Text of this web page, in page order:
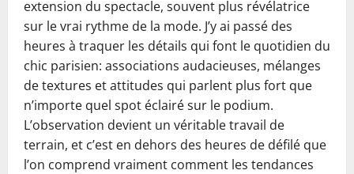
extension du spectacle, souvent plus révélatrice
sur le vrai rythme de la mode. J’y ai passé des
heures à traquer les détails qui font le quotidien du
chic parisien: associations audacieuses, mélanges
de textures et attitudes qui parlent plus fort que
n’importe quel spot éclairé sur le podium.
L’observation devient un véritable travail de
terrain, et c’est en dehors des heures de défilé que
l’on comprend vraiment comment les tendances